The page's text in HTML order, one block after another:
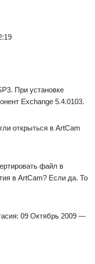
При установке
Exchange 5.4.0103.
открыться в ArtCam
файл в
в ArtCam? Если да. То
09 Октябрь 2009 —